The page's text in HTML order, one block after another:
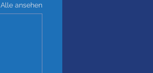
Alle ansehen